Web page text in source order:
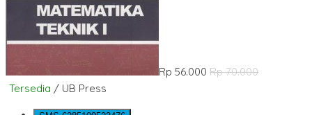
Rp 56.000 Rp 70.000
Tersedia / UB Press